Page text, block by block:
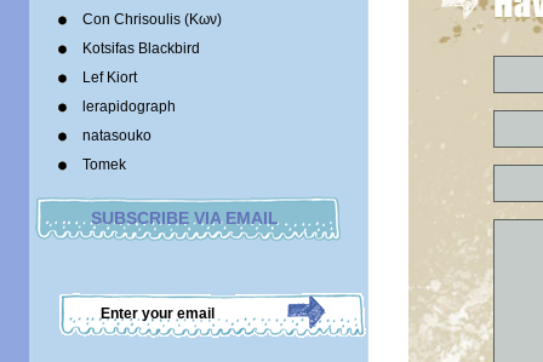
Con Chrisoulis (Κων)
Kotsifas Blackbird
Lef Kiort
lerapidograph
natasouko
Tomek
SUBSCRIBE VIA EMAIL